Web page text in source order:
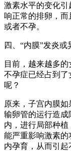
激素水平的变化
响正常的排卵，
或者不孕。
四、“内膜”发炎
目前，越来越多
不孕症已经占到了
呢？
原来，子宫内膜
输卵管的运行造
内，进行局部种
能严重影响激素
内孕育，从而引起